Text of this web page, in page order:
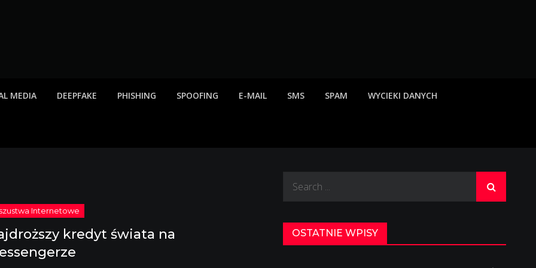
MEDIA DEEPFAKE PHISHING SPOOFING E-MAIL SMS SPAM WYCIEKI DANYCH
kredyt świata na
OSTATNIE WPISY